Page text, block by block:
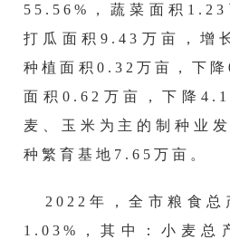
55.56%，蔬菜面积 1.23
打瓜面积9.43 万亩， 增
种植面积 0.32 万亩， 下降
面积0.62 万亩，下降
麦、玉米为主的制种业
种繁育基地 7.65万亩。
202 2 年，全市粮食总
1.03%，其中：小麦总